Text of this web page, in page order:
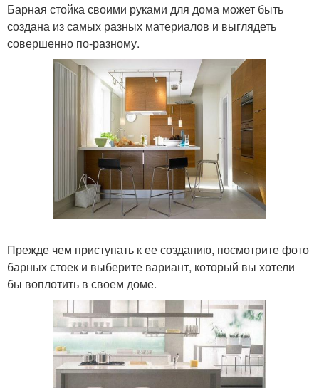
Барная стойка своими руками для дома может быть
создана из самых разных материалов и выглядеть
совершенно по-разному.
Прежде чем приступать к ее созданию, посмотрите фото
барных стоек и выберите вариант, который вы хотели
бы воплотить в своем доме.